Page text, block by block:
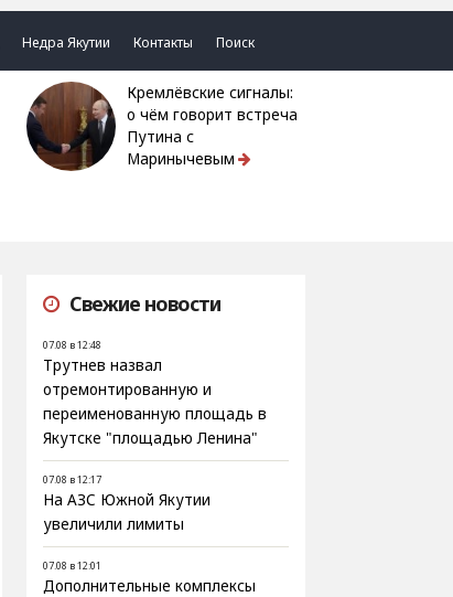
Недра Якутии Контакты Поиск
Кремлёвские сигналы:
о чём говорит встреча
Путина с
Маринычевым
Свежие новости
07.08 в 12:48
Трутнев назвал
отремонтированную и
переименованную площадь в
Якутске "площадью Ленина"
07.08 в 12:17
На АЗС Южной Якутии
увеличили лимиты
07.08 в 12:01
Дополнительные комплексы